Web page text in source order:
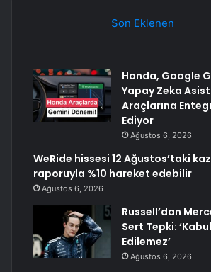
Son Eklenen
Honda, Google
Yapay Zeka
Araçlarına
Ediyor
Ağustos 6, 2026
WeRide hissesi 12 Ağustos’taki
raporuyla %10 hareket edebilir
Ağustos 6, 2026
Russell’dan
Sert Tepki: ‘Kabul
Edilemez’
Ağustos 6, 2026